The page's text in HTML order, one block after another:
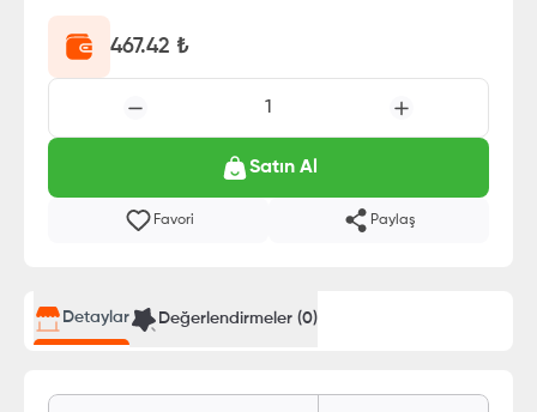
467.42 ₺
1
Satın Al
Favori Paylaş
Detaylar Değerlendirmeler (0)